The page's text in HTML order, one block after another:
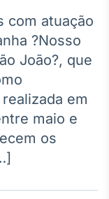
da
com atuação
?Nosso
João?, que
em
maio e
os